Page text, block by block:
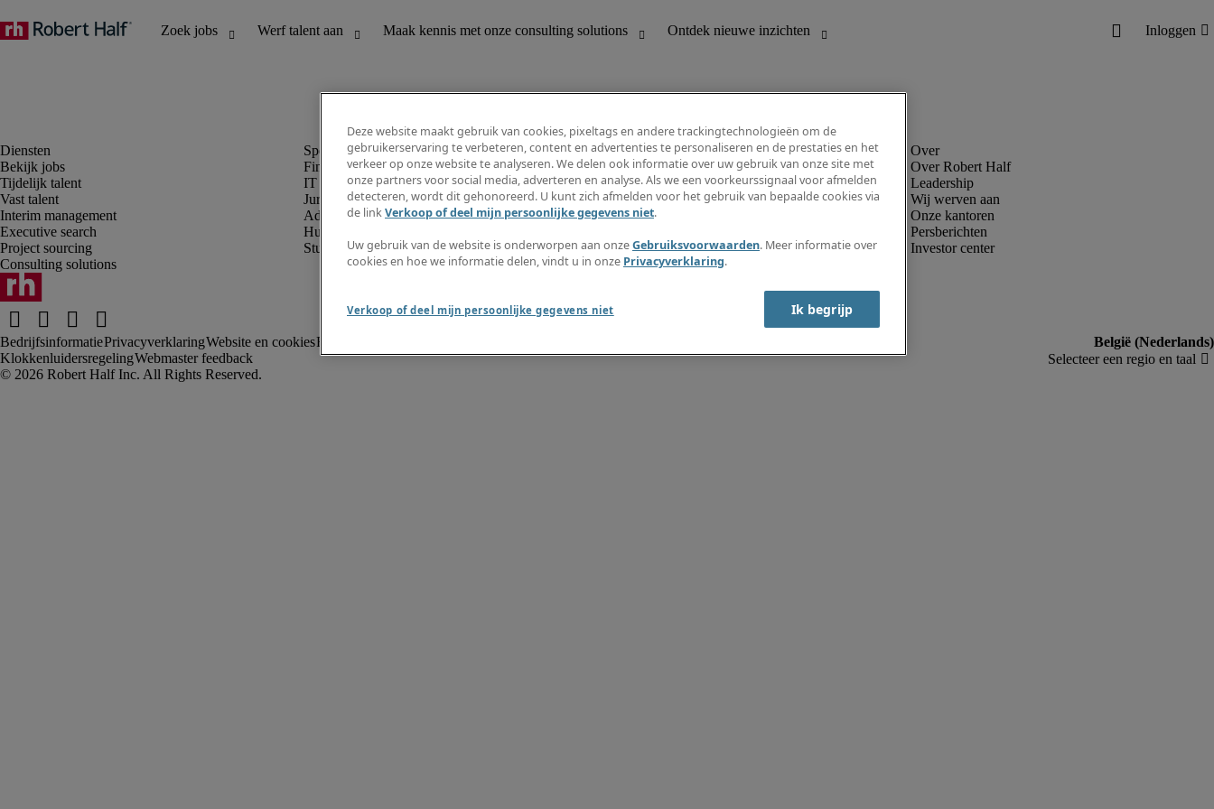
Bekijk jobs
Tijdelijk talent
Vast talent
Interim management
Executive search
Project sourcing
Consulting solutions
Finance en boekhouding
IT en digital
Juridisch
Administratie en office support
Human resources
Student
Ontdek nieuwe inzichten
Jobomschrijvingen
Salarisgids
Timesheets
Maak een jobalert aan
Informatiecentrum
Over Robert Half
Leadership
Wij werven aan
Onze kantoren
Persberichten
Investor center
BedrijfsinformatiePrivacyverklaringWebsite en cookiesRekruteringsvoorwaarden
KlokkenluidersregelingWebmaster feedback
Deze website maakt gebruik van cookies, pixeltags en andere trackingtechnologieën om de
gebruikerservaring te verbeteren, content en advertenties te personaliseren en de prestaties en het
verkeer op onze website te analyseren. We delen ook informatie over uw gebruik van onze site met
onze partners voor social media, adverteren en analyse. Als we een voorkeurssignaal voor afmelden
detecteren, wordt dit gehonoreerd. U kunt zich afmelden voor het gebruik van bepaalde cookies via
de linkVerkoop of deel mijn persoonlijke gegevens niet.
Uw gebruik van de website is onderworpen aan onzeGebruiksvoorwaarden. Meer informatie over
cookies en hoe we informatie delen, vindt u in onze Privacyverklaring.
Verkoop of deel mijn persoonlijke gegevens niet Ik begrijp